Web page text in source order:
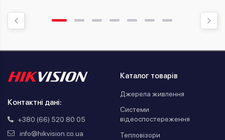
Контактні дані:
+380 (66) 520 80 05
info@hikvision.co.ua
Каталог товарів
Джерела живлення
Системи
відеоспостереження
Тепловізори